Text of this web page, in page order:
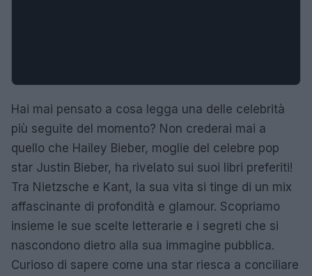
Hai mai pensato a cosa legga una delle celebrità
più seguite del momento? Non crederai mai a
quello che Hailey Bieber, moglie del celebre pop
star Justin Bieber, ha rivelato sui suoi libri preferiti!
Tra Nietzsche e Kant, la sua vita si tinge di un mix
affascinante di profondità e glamour. Scopriamo
insieme le sue scelte letterarie e i segreti che si
nascondono dietro alla sua immagine pubblica.
Curioso di sapere come una star riesca a conciliare